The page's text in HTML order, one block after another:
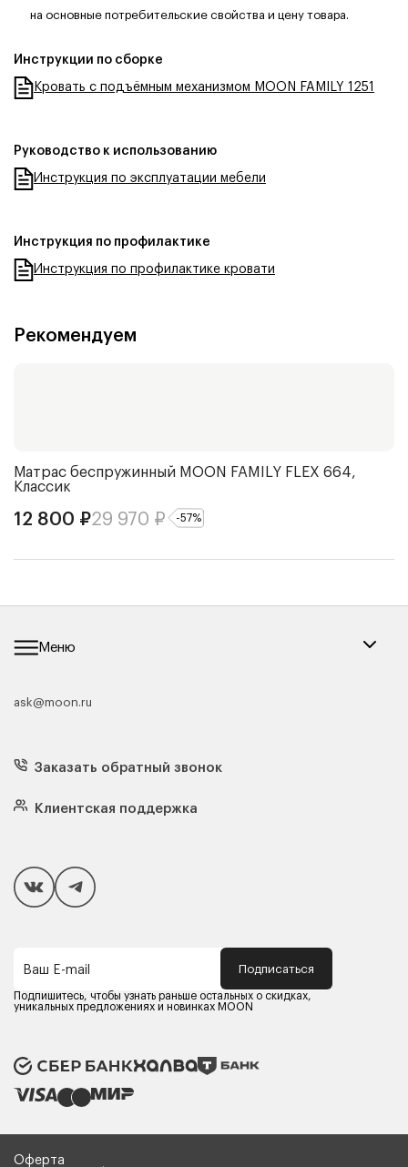
на основные потребительские свойства и цену товара.
Инструкции по сборке
Кровать с подъёмным механизмом MOON FAMILY 1251
Руководство к использованию
Инструкция по эксплуатации мебели
Инструкция по профилактике
Инструкция по профилактике кровати
Рекомендуем
Матрас беспружинный MOON FAMILY FLEX 664,
Классик
12 800 ₽29 970 ₽ -57%
Меню
Каталог мебели
Кресла
Матрасы
Подушки
Чехлы и наматрасники
Покупателям
Способы оплаты
Компания MOON
Оферта
Политика конфиденциальности
Карьера в MOON
ask@moon.ru
Заказать обратный звонок
Клиентская поддержка
Ваш E-mail Подписаться
Подпишитесь, чтобы узнать раньше остальных о скидках,
уникальных предложениях и новинках MOON
Оферта